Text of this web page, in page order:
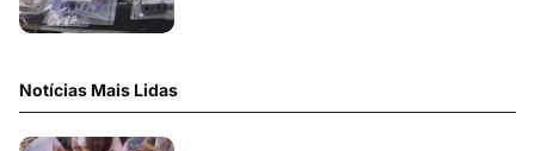
Notícias Mais Lidas